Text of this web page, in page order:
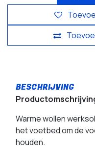
Warme wollen
het voetbed om de
houden.